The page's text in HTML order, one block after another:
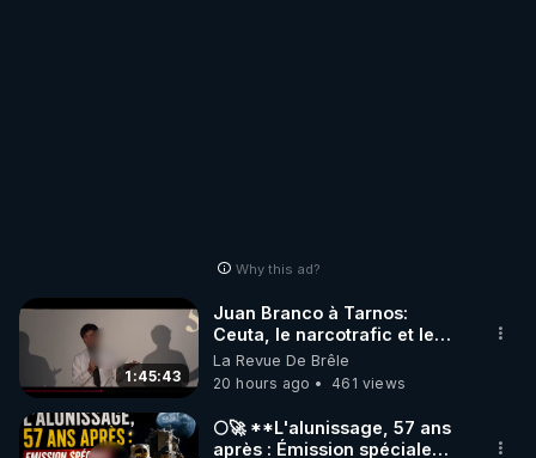
Why this ad?
1:45:43
Juan Branco à Tarnos:
Ceuta, le narcotrafic et le
pouvoir en France
La Revue De Brêle
20 hours ago
461 views
🌕🚀 **L'alunissage, 57 ans
après : Émission spéciale